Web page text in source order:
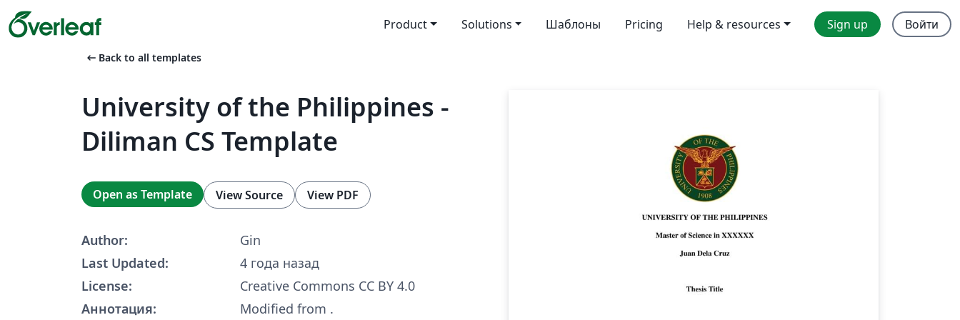
Product Solutions Шаблоны Pricing Help & resources Sign up Войти
arrow_left_alt Back to all templates
University of the Philippines -
Diliman CS Template
Open as Template View Source View PDF
Author:
Gin
Last Updated:
4 года назад
License:
Creative Commons CC BY 4.0
Аннотация:
Modified from .